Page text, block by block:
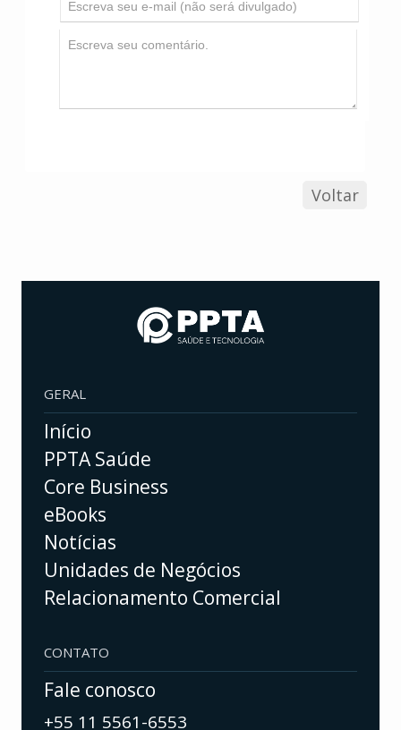
Voltar
GERAL
Início
PPTA Saúde
Core Business
eBooks
Notícias
Unidades de Negócios
Relacionamento Comercial
CONTATO
Fale conosco
+55 11 5561-6553